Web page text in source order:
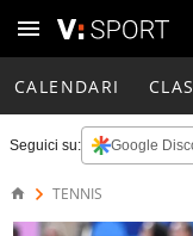
CALENDARI
Seguici su: Google
TENNIS